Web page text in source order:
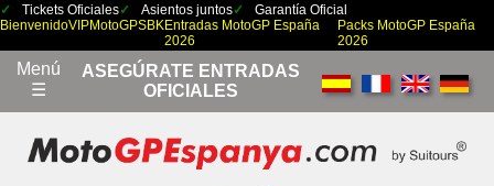
Tickets Oficiales Asientos juntos
Garantía Oficial
BienvenidoVIPMotoGPSBKEntradas MotoGP España
2026
Packs MotoGP España
2026
Menú
☰
ASEGÚRATE ENTRADAS
OFICIALES